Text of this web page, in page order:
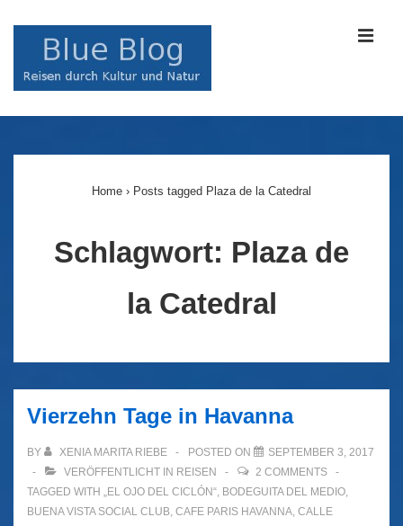
Navigation
Home › Posts tagged Plaza de la Catedral
Schlagwort: Plaza de
la Catedral
Vierzehn Tage in Havanna
BY XENIA MARITA RIEBE POSTED ON
SEPTEMBER 3, 2017
VERÖFFENTLICHT IN REISEN
2 COMMENTS
TAGGED WITH „EL OJO DEL CICLÓN“, BODEGUITA DEL MEDIO,
BUENA VISTA SOCIAL CLUB, CAFE PARIS HAVANNA, CALLE